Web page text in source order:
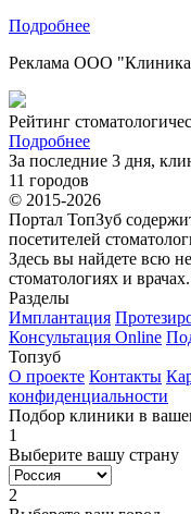
Подробнее
Реклама ООО "Клиника
Рейтинг
Подробнее
За последние 3 дня,
11 городов
© 2015-2026
Портал ТопЗуб
посетителей
Здесь вы найдете всю
стоматологиях и врачах.
Разделы
Имплантация
Консультация Online
Топзуб
О проекте Контакты
конфиденциальности
Подбор клиники в
1
Выберите вашу страну
2